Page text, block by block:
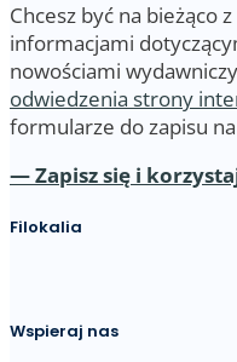
Chcesz być na bieżąco
informacjami
nowościami
odwiedzenia strony
formularze do zapisu
— Zapisz się i
Filokalia
Wspieraj nas